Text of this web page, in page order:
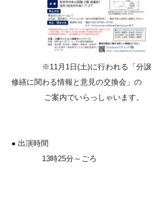
※11月1日(土)に行われる「分譲マ
修繕に関わる情報と意見の交換会」の
ご案内でいらっしゃいます。
● 出演時間
13時25分～ごろ